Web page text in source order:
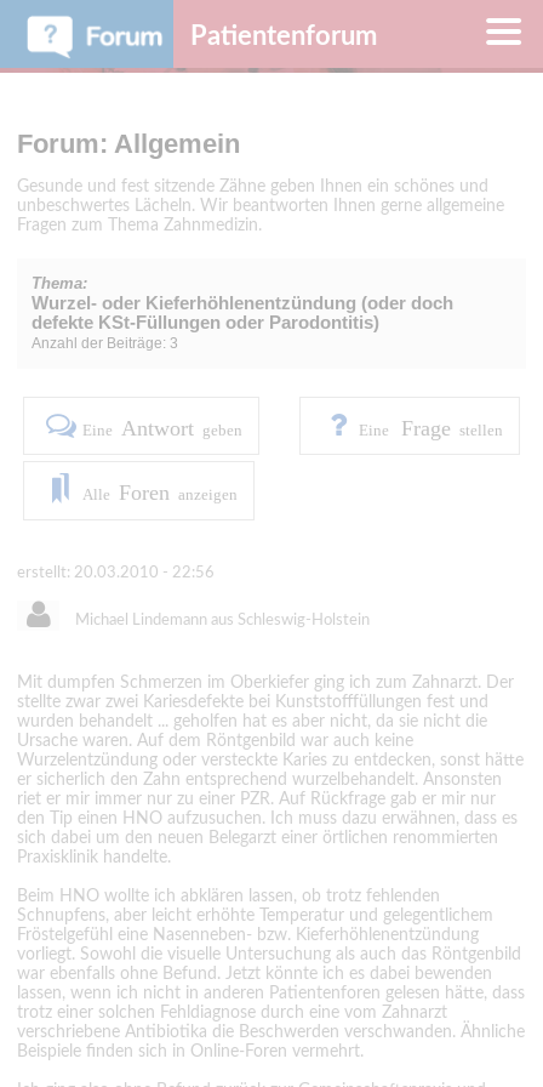
Patientenforum
Forum: Allgemein
Gesunde und fest sitzende Zähne geben Ihnen ein schönes und
unbeschwertes Lächeln. Wir beantworten Ihnen gerne allgemeine
Fragen zum Thema Zahnmedizin.
Thema:
Wurzel- oder Kieferhöhlenentzündung (oder doch
defekte KSt-Füllungen oder Parodontitis)
Anzahl der Beiträge: 3
Eine Antwort geben Eine Frage stellen
Alle Foren anzeigen
erstellt: 20.03.2010 - 22:56
Michael Lindemann aus Schleswig-Holstein
Mit dumpfen Schmerzen im Oberkiefer ging ich zum Zahnarzt. Der
stellte zwar zwei Kariesdefekte bei Kunststofffüllungen fest und
wurden behandelt ... geholfen hat es aber nicht, da sie nicht die
Ursache waren. Auf dem Röntgenbild war auch keine
Wurzelentzündung oder versteckte Karies zu entdecken, sonst hätte
er sicherlich den Zahn entsprechend wurzelbehandelt. Ansonsten
riet er mir immer nur zu einer PZR. Auf Rückfrage gab er mir nur
den Tip einen HNO aufzusuchen. Ich muss dazu erwähnen, dass es
sich dabei um den neuen Belegarzt einer örtlichen renommierten
Praxisklinik handelte.
Beim HNO wollte ich abklären lassen, ob trotz fehlenden
Schnupfens, aber leicht erhöhte Temperatur und gelegentlichem
Fröstelgefühl eine Nasenneben- bzw. Kieferhöhlenentzündung
vorliegt. Sowohl die visuelle Untersuchung als auch das Röntgenbild
war ebenfalls ohne Befund. Jetzt könnte ich es dabei bewenden
lassen, wenn ich nicht in anderen Patientenforen gelesen hätte, dass
trotz einer solchen Fehldiagnose durch eine vom Zahnarzt
verschriebene Antibiotika die Beschwerden verschwanden. Ähnliche
Beispiele finden sich in Online-Foren vermehrt.